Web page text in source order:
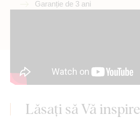
Garanție de 3 ani
Lăsați să Vă inspire